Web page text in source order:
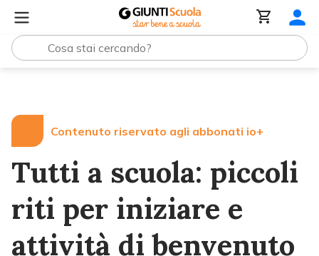
Contenuto riservato agli abbonati io+
Tutti a scuola: piccoli
riti per iniziare e
attività di benvenuto